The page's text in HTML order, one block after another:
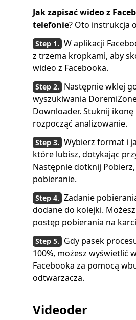
Jak zapisać wideo z
telefonie? Oto instrukcja
W aplikacji
z trzema kropkami, aby
wideo z Facebooka.
Następnie wklej
wyszukiwania
Downloader. Stuknij ikonę
rozpocząć analizowanie.
Wybierz format i
które lubisz, dotykając
Następnie dotknij
pobieranie.
Zadanie
dodane do kolejki.
postęp pobierania na
Gdy pasek
100%, możesz wyświetlić
Facebooka za pomocą
odtwarzacza.
Videoder